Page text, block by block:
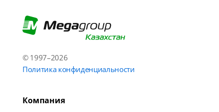
© 1997–2026
Политика конфиденциальности
Компания